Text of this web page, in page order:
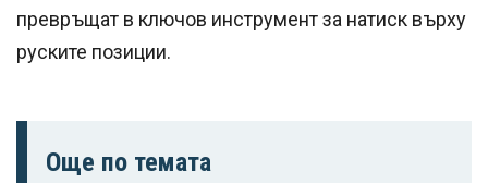
превръщат в ключов инструмент за натиск върху
руските позиции.
Още по темата